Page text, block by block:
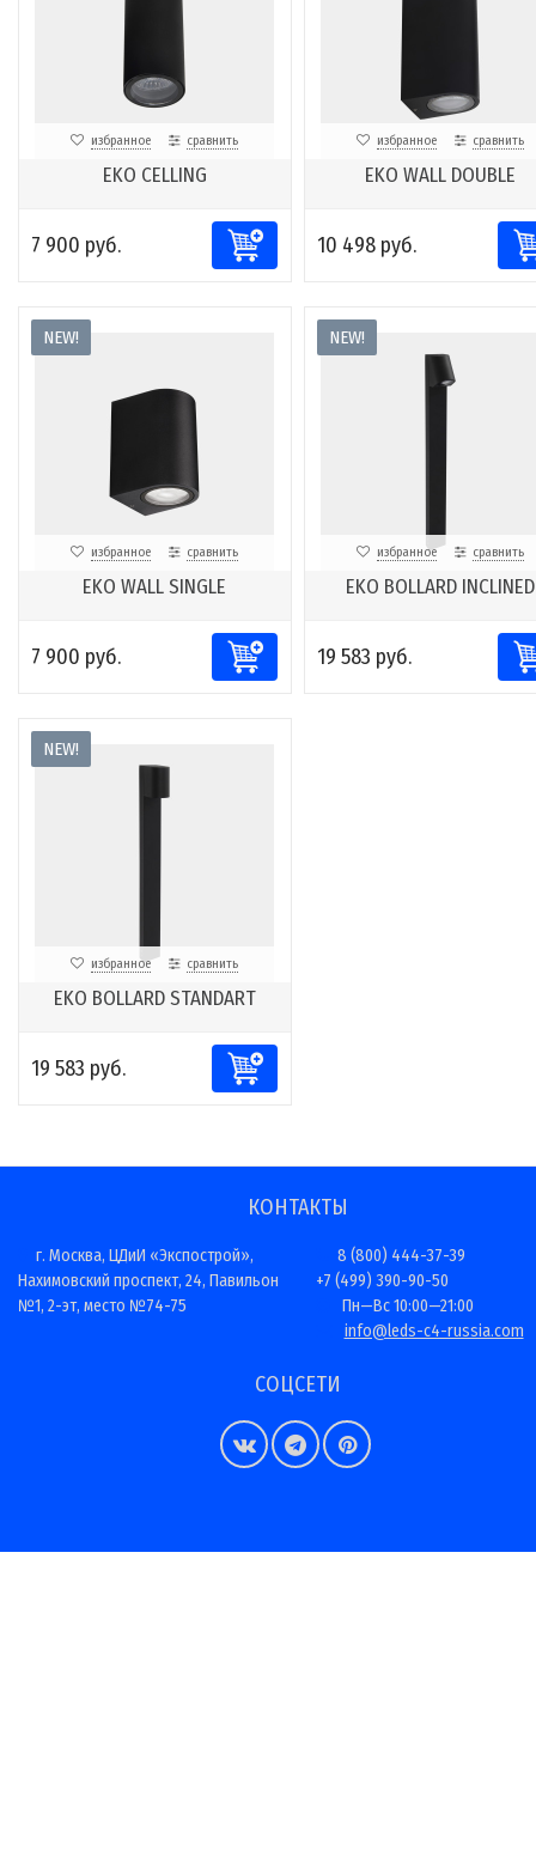
избранное сравнить
EKO CELLING
7 900 руб.
избранное сравнить
EKO WALL DOUBLE
10 498 руб.
NEW!
избранное сравнить
EKO WALL SINGLE
7 900 руб.
NEW!
избранное сравнить
EKO BOLLARD INCLINED
19 583 руб.
NEW!
избранное сравнить
EKO BOLLARD STANDART
19 583 руб.
КОНТАКТЫ
г. Москва, ЦДиИ «Экспострой»,
Нахимовский проспект, 24, Павильон
№1, 2-эт, место №74-75
8 (800) 444-37-39
+7 (499) 390-90-50
Пн—Вс 10:00—21:00
info@leds-c4-russia.com
СОЦСЕТИ